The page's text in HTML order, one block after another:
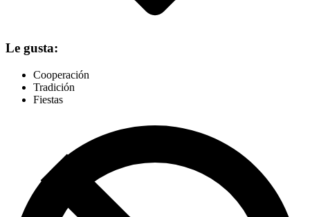
Le gusta:
Cooperación
Tradición
Fiestas